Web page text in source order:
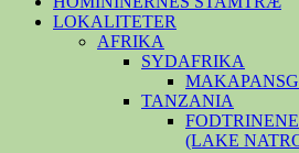
LOKALITETER
AFRIKA
SYDAFRIKA
TANZANIA
(LAKE